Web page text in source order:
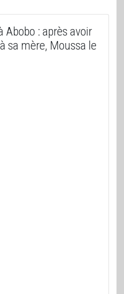
Abobo : après avoir
sa mère, Moussa le